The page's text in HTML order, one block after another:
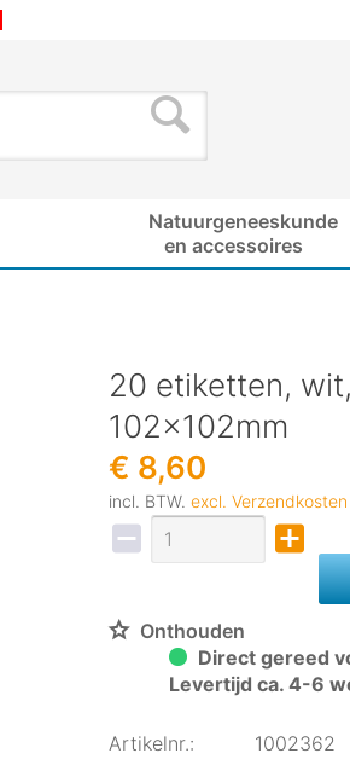
Natuurgeneeskunde
en accessoires
20 etiketten,
102x102mm
€ 8,60
incl. BTW. excl. Verzendkosten
Onthouden
Direct gereed
Levertijd ca. 4-6
Artikelnr.:
1002362